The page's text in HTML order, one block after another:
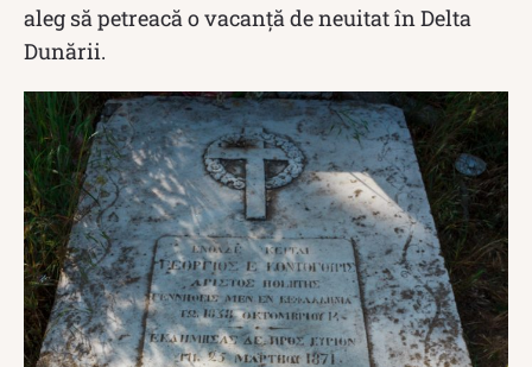
aleg să petreacă o vacanță de neuitat în Delta
Dunării.